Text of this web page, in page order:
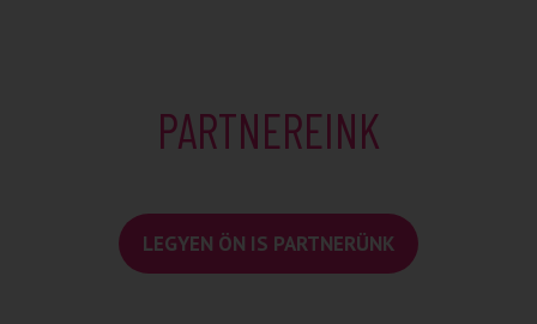
PARTNEREINK
LEGYEN ÖN IS PARTNERÜNK